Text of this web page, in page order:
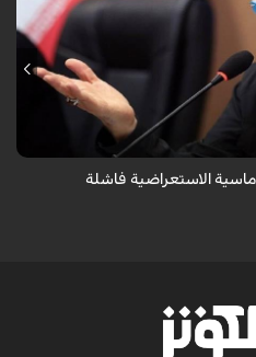
أن التصريحات الاستعراضية
واصفاً إياها بالدبلوماسية الفاشلة.
الاستعراضية فاشلة